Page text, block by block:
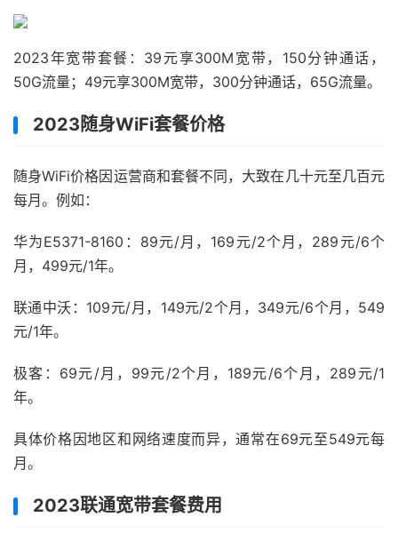
2023年宽带套餐：39元享300M宽带，150分钟通话，
50G流量；49元享300M宽带，300分钟通话，65G流量。
2023随身WiFi套餐价格
随身WiFi价格因运营商和套餐不同，大致在几十元至几百元
每月。例如：
华为E5371-8160：89元/月，169元/2个月，289元/6个
月，499元/1年。
联通中沃：109元/月，149元/2个月，349元/6个月，549
元/1年。
极客：69元/月，99元/2个月，189元/6个月，289元/1
年。
具体价格因地区和网络速度而异，通常在69元至549元每
月。
2023联通宽带套餐费用